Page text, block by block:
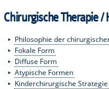
Chirurgische Therapie /
Philosophie der
Fokale Form
Diffuse Form
Atypische Formen
Kinderchirurgische Strategie